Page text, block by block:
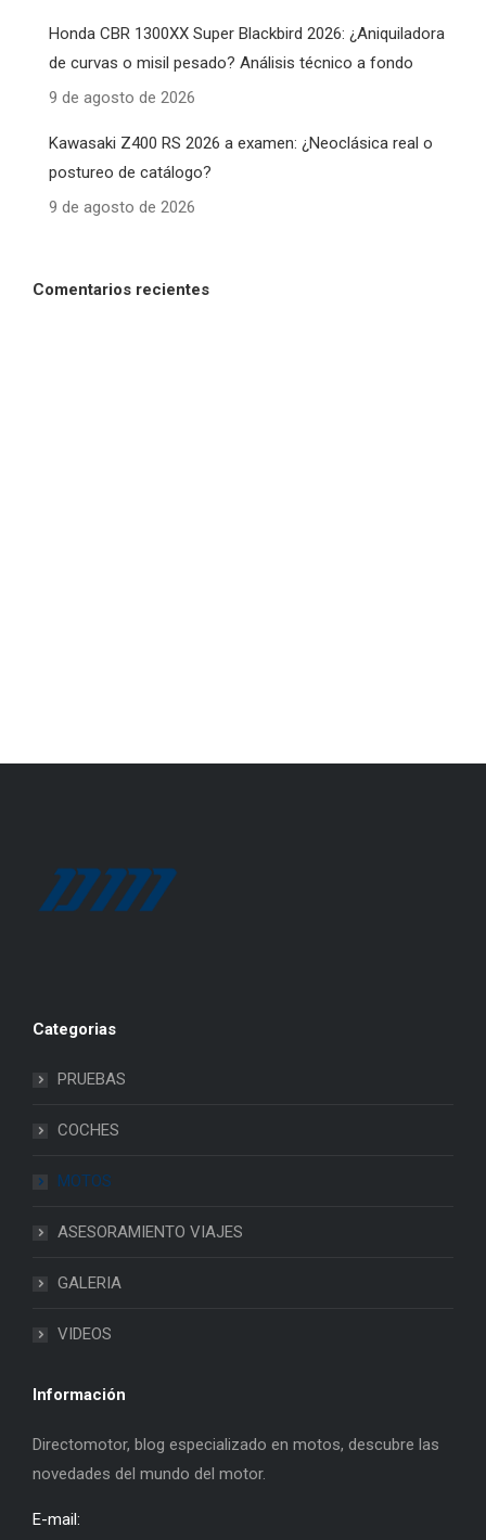
Honda CBR 1300XX Super Blackbird 2026: ¿Aniquiladora
de curvas o misil pesado? Análisis técnico a fondo
9 de agosto de 2026
Kawasaki Z400 RS 2026 a examen: ¿Neoclásica real o
postureo de catálogo?
9 de agosto de 2026
Comentarios recientes
Categorias
PRUEBAS
COCHES
MOTOS
ASESORAMIENTO VIAJES
GALERIA
VIDEOS
Información
Directomotor, blog especializado en motos, descubre las
novedades del mundo del motor.
E-mail: